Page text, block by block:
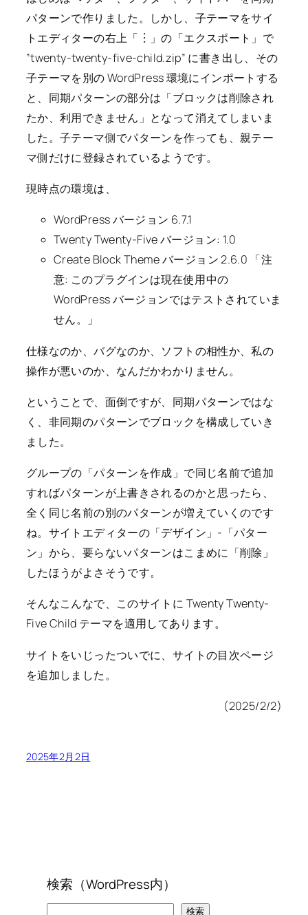
パターンで作りました。しかし、子テーマをサイ
トエディターの右上「︙」の「エクスポート」で
”twenty-twenty-five-child.zip” に書き出し、その
子テーマを別の WordPress 環境にインポートする
と、同期パターンの部分は「ブロックは削除され
たか、利用できません」となって消えてしまいま
した。子テーマ側でパターンを作っても、親テー
マ側だけに登録されているようです。
現時点の環境は、
WordPress バージョン 6.7.1
Twenty Twenty-Five バージョン: 1.0
Create Block Theme バージョン 2.6.0 「注
意: このプラグインは現在使用中の
WordPress バージョンではテストされていま
せん。」
仕様なのか、バグなのか、ソフトの相性か、私の
操作が悪いのか、なんだかわかりません。
ということで、面倒ですが、同期パターンではな
く、非同期のパターンでブロックを構成していき
ました。
グループの「パターンを作成」で同じ名前で追加
すればパターンが上書きされるのかと思ったら、
全く同じ名前の別のパターンが増えていくのです
ね。サイトエディターの「デザイン」-「パター
ン」から、要らないパターンはこまめに「削除」
したほうがよさそうです。
そんなこんなで、このサイトに Twenty Twenty-
Five Child テーマを適用してあります。
サイトをいじったついでに、サイトの目次ページ
を追加しました。
(2025/2/2)
2025年2月2日
検索（WordPress内）
検索